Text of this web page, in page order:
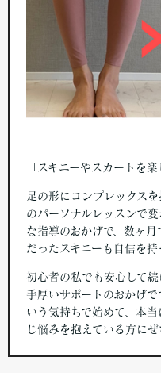
「スキニーやスカートを
足の形にコンプレックス
のパーソナルレッスンで
な指導のおかげで、数ヶ
だったスキニーも自信を持
初心者の私でも安心して
手厚いサポートのおかげ
いう気持ちで始めて、本
じ悩みを抱えている方に